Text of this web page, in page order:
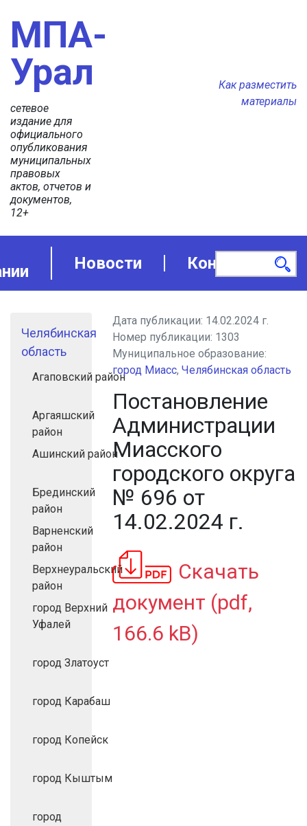
МПА-
Урал
сетевое
издание для
официального
опубликования
муниципальных
правовых
актов, отчетов и
документов,
12+
Как разместить
материалы
Новости Контакты
Челябинская
область
Агаповский район
Аргаяшский
район
Ашинский район
Брединский
район
Варненский
район
Верхнеуральский
район
город Верхний
Уфалей
город Златоуст
город Карабаш
город Копейск
город Кыштым
город
Дата публикации: 14.02.2024 г.
Номер публикации: 1303
Муниципальное образование:
город Миасс,Челябинская область
Постановление
Администрации
Миасского
городского округа
№ 696 от
14.02.2024 г.
Скачать
документ (pdf,
166.6 kB)